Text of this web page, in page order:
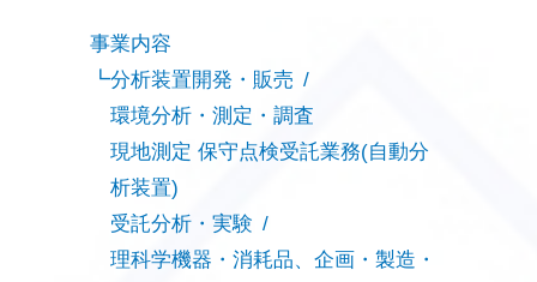
事業内容
分析装置開発・販売
環境分析・測定・調査
現地測定 保守点検受託業務(自動分
析装置)
受託分析・実験
理科学機器・消耗品、企画・製造・